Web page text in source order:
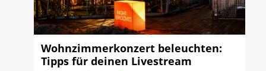
Wohnzimmerkonzert beleuchten:
Tipps für deinen Livestream